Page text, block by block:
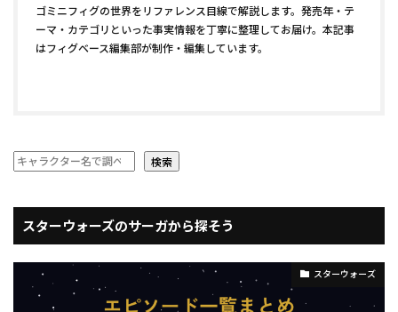
ゴミニフィグの世界をリファレンス目線で解説します。発売年・テ
ーマ・カテゴリといった事実情報を丁寧に整理してお届け。本記事
はフィグベース編集部が制作・編集しています。
検索
スターウォーズのサーガから探そう
スターウォーズ